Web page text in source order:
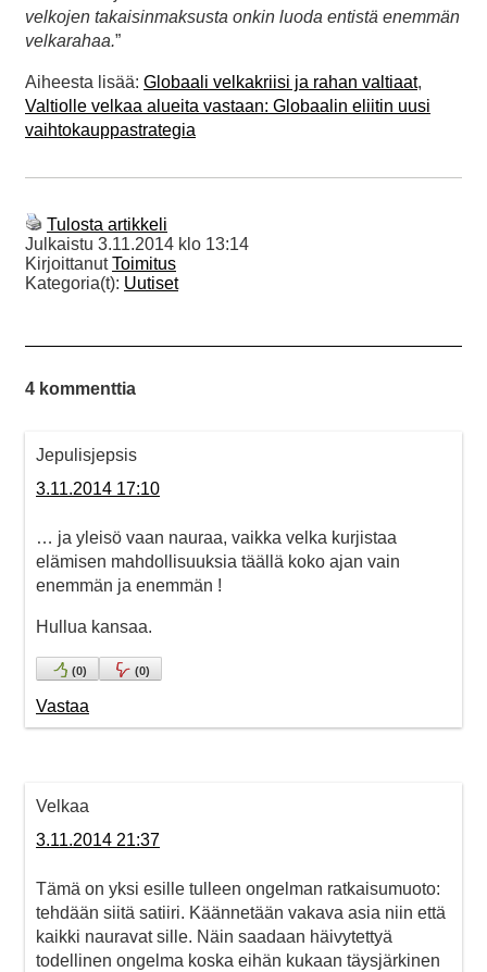
velkojen takaisinmaksusta onkin luoda entistä enemmän
velkarahaa.”
Aiheesta lisää: Globaali velkakriisi ja rahan valtiaat,
Valtiolle velkaa alueita vastaan: Globaalin eliitin uusi
vaihtokauppastrategia
Tulosta artikkeli
Julkaistu 3.11.2014 klo 13:14
KirjoittanutToimitus
Kategoria(t): Uutiset
4 kommenttia
Jepulisjepsis
3.11.2014 17:10
… ja yleisö vaan nauraa, vaikka velka kurjistaa
elämisen mahdollisuuksia täällä koko ajan vain
enemmän ja enemmän !
Hullua kansaa.
(0) (0)
Vastaa
Velkaa
3.11.2014 21:37
Tämä on yksi esille tulleen ongelman ratkaisumuoto:
tehdään siitä satiiri. Käännetään vakava asia niin että
kaikki nauravat sille. Näin saadaan häivytettyä
todellinen ongelma koska eihän kukaan täysjärkinen